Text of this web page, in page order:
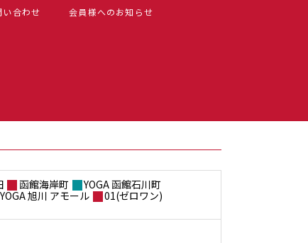
い合わせ
会員様へのお知らせ
函館海岸町
YOGA 函館石川町
YOGA 旭川 アモール
01(ゼロワン)